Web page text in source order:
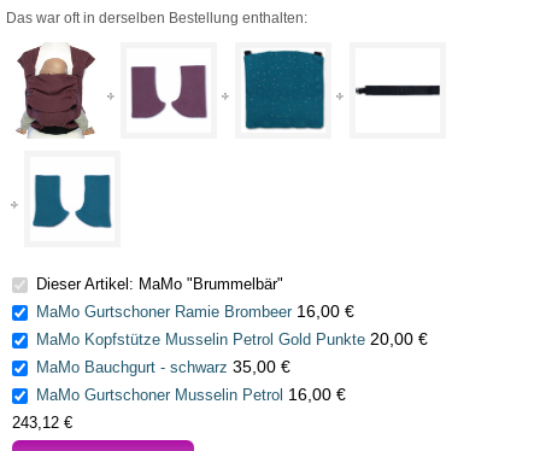
Das war oft in derselben Bestellung enthalten:
Dieser Artikel: MaMo "Brummelbär"
MaMo Gurtschoner Ramie Brombeer 16,00 €
MaMo Kopfstütze Musselin Petrol Gold Punkte 20,00 €
MaMo Bauchgurt - schwarz 35,00 €
MaMo Gurtschoner Musselin Petrol 16,00 €
243,12 €